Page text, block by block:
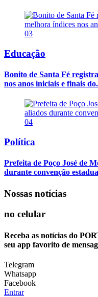
03
Educação
Bonito de Santa Fé
nos anos iniciais e finais
04
Política
Prefeita de Poço José de
durante convenção
Nossas notícias
no celular
Receba as notícias do
seu app favorito de
Telegram
Whatsapp
Facebook
Entrar